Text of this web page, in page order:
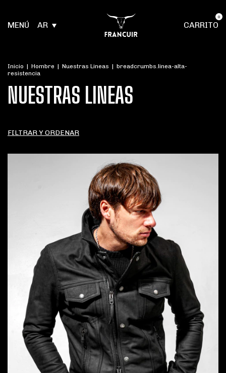
MENÚ AR CARRITO
0
Inicio | Hombre | Nuestras Lineas | breadcrumbs.linea-alta-
resistencia
NUESTRAS LINEAS
FILTRAR Y ORDENAR